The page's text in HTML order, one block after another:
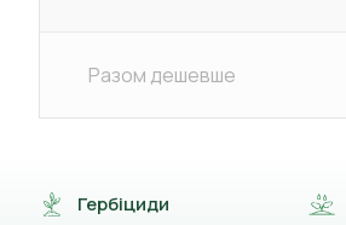
Разом дешевше
Гербіциди